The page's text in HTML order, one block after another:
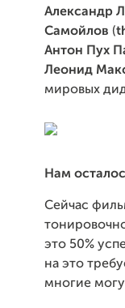
Александр
Самойлов (
Антон Пух
Леонид
мировых
Нам
Сейчас
это 50%
на это
многие